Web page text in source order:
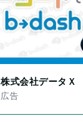
株式会社データＸ
広告